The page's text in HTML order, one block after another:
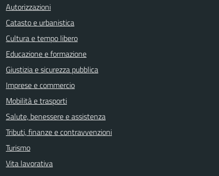
Autorizzazioni
Catasto e urbanistica
Cultura e tempo libero
Educazione e formazione
Giustizia e sicurezza pubblica
Imprese e commercio
Mobilità e trasporti
Salute, benessere e assistenza
Tributi, finanze e contravvenzioni
Turismo
Vita lavorativa